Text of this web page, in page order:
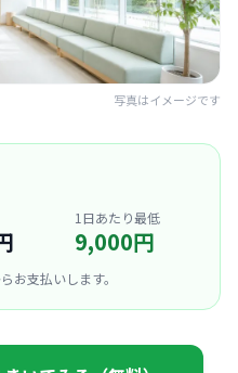
写真はイメージです
1日あたり最低
9,000円
お支払いします。